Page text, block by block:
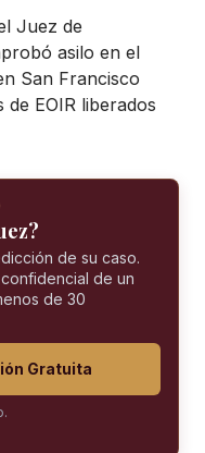
Juez de
asilo en el
San Francisco
EOIR liberados
de su caso.
de un
de 30
Gratuita